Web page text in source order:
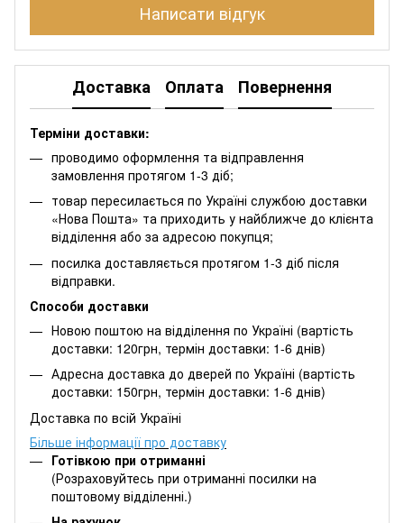
Написати відгук
Доставка Оплата Повернення
Терміни доставки:
проводимо оформлення та відправлення
замовлення протягом 1-3 діб;
товар пересилається по Україні службою доставки
«Нова Пошта» та приходить у найближче до клієнта
відділення або за адресою покупця;
посилка доставляється протягом 1-3 діб після
відправки.
Способи доставки
Новою поштою на відділення по Україні (вартість
доставки: 120грн, термін доставки: 1-6 днів)
Адресна доставка до дверей по Україні (вартість
доставки: 150грн, термін доставки: 1-6 днів)
Доставка по всій Україні
Більше інформації про доставку
Готівкою при отриманні
(Розраховуйтесь при отриманні посилки на
поштовому відділенні.)